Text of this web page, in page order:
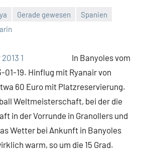
Gerade gewesen
Spanien
In Banyoles vom
01-19. Hinflug mit Ryanair von
60 Euro mit Platzreservierung.
Weltmeisterschaft, bei der die
in der Vorrunde in Granollers und
Wetter bei Ankunft in Banyoles
warm, so um die 15 Grad.